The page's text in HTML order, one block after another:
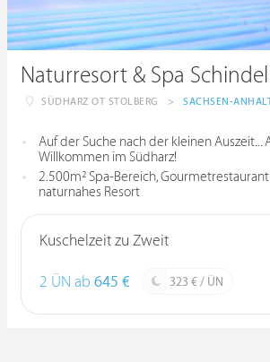
Naturresort & Spa
SÜDHARZ OT STOLBERG > SACHSEN-
Auf der Suche nach der kleinen Auszeit...
Willkommen im Südharz!
2.500m² Spa-Bereich,
naturnahes Resort
Kuschelzeit zu Zweit
2 ÜN ab 645 € 323 € / ÜN